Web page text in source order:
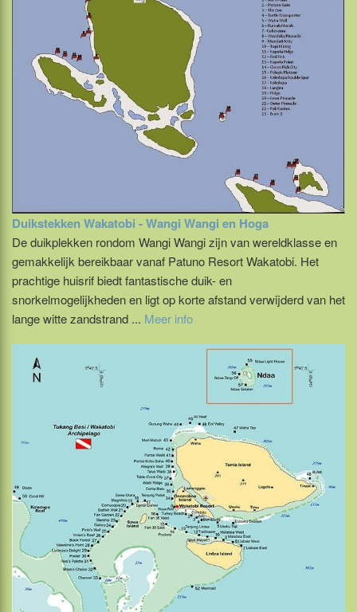
Duikstekken Wakatobi - Wangi Wangi en Hoga
De duikplekken rondom Wangi Wangi zijn van wereldklasse en
gemakkelijk bereikbaar vanaf Patuno Resort Wakatobi. Het
prachtige huisrif biedt fantastische duik- en
snorkelmogelijkheden en ligt op korte afstand verwijderd van het
lange witte zandstrand ... Meer info